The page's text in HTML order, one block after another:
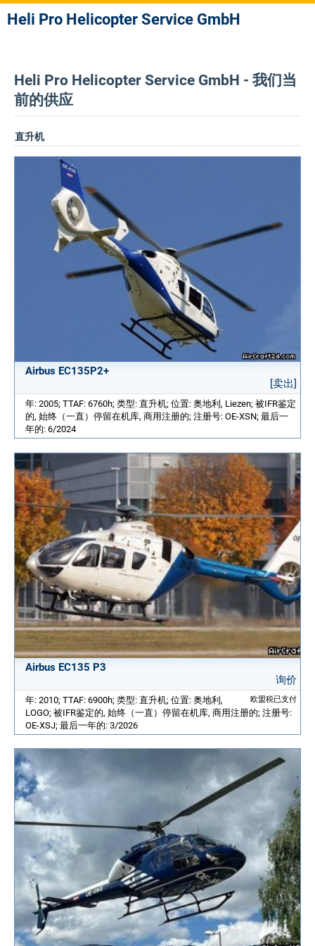
Heli Pro Helicopter Service GmbH
Heli Pro Helicopter Service GmbH - 我们当
前的供应
直升机
Airbus EC135P2+
[卖出]
年: 2005; TTAF: 6760h; 类型: 直升机; 位置: 奥地利, Liezen; 被IFR鉴定
的, 始终（一直）停留在机库, 商用注册的; 注册号: OE-XSN; 最后一
年的: 6/2024
Airbus EC135 P3
询价
欧盟税已支付
年: 2010; TTAF: 6900h; 类型: 直升机; 位置: 奥地利,
LOGO; 被IFR鉴定的, 始终（一直）停留在机库, 商用注册的; 注册号:
OE-XSJ; 最后一年的: 3/2026